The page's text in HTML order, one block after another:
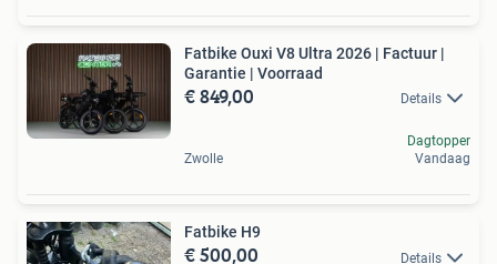
Fatbike Ouxi V8 Ultra 2026 | Factuur |
Garantie | Voorraad
€ 849,00 Details
Zwolle
Dagtopper
Vandaag
Fatbike H9
€ 500,00 Details